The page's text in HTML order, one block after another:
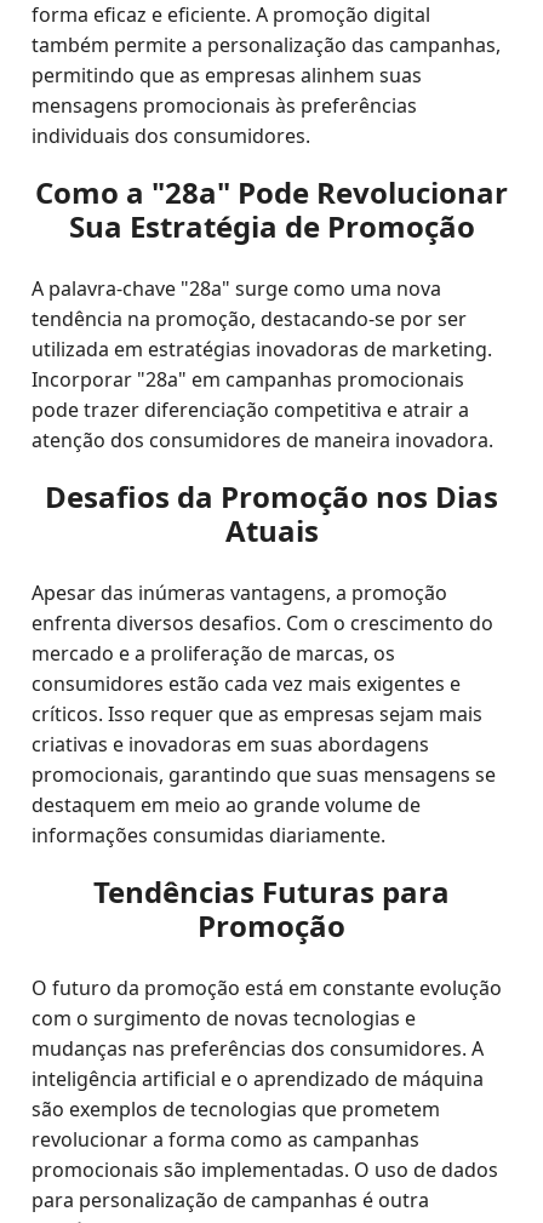
forma eficaz e eficiente. A promoção digital
também permite a personalização das campanhas,
permitindo que as empresas alinhem suas
mensagens promocionais às preferências
individuais dos consumidores.
Como a "28a" Pode Revolucionar
Sua Estratégia de Promoção
A palavra-chave "28a" surge como uma nova
tendência na promoção, destacando-se por ser
utilizada em estratégias inovadoras de marketing.
Incorporar "28a" em campanhas promocionais
pode trazer diferenciação competitiva e atrair a
atenção dos consumidores de maneira inovadora.
Desafios da Promoção nos Dias
Atuais
Apesar das inúmeras vantagens, a promoção
enfrenta diversos desafios. Com o crescimento do
mercado e a proliferação de marcas, os
consumidores estão cada vez mais exigentes e
críticos. Isso requer que as empresas sejam mais
criativas e inovadoras em suas abordagens
promocionais, garantindo que suas mensagens se
destaquem em meio ao grande volume de
informações consumidas diariamente.
Tendências Futuras para
Promoção
O futuro da promoção está em constante evolução
com o surgimento de novas tecnologias e
mudanças nas preferências dos consumidores. A
inteligência artificial e o aprendizado de máquina
são exemplos de tecnologias que prometem
revolucionar a forma como as campanhas
promocionais são implementadas. O uso de dados
para personalização de campanhas é outra